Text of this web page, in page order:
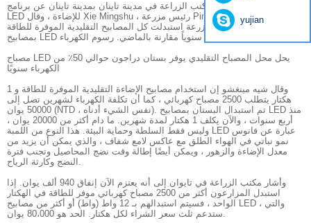
أعلن مكتب الزراعة في مدينة تاينان بمدينة تاينان عن برنامج Dragon Fruit
LED للإضاءة ، وقال Xie Mingshu ، رئيس مزرعة Pin Li الذي زرع فاكهة التنين
من النوع الصافي ، إن المزرعة استبدلت كل المصابيح التقليدية الموفرة للطاقة
مصباح LED يحل محل المصباح التقليدي يوفر بستان دراجون حوالي 50٪ من
الكهرباء سنويًا
وقال شيه مينغشو إن استخدام مصابيح الإضاءة التقليدية الموفرة للطاقة و 1
هكتار يتطلب 2500 مصباح كهربائي ، كما أن تكلفة الكهرباء لشهرين تصل إلى
50000 يوان (NTD ، نفس الشيء أدناه). تم استبدال البستان بمصابيح LED منذ
أربع سنوات ، والآن يكلف 1 هكتار لمدة شهرين. ما دام أكثر من 20000 يوان ،
وليس فقط السلطة وحماية البيئة. هذا النوع من اللمبة LED عبارة عن فانوس
نمو نباتي في الهواء الطلق مع عاكس لامع شفاف ، والذي يمكن أن يزيد من
معدل الإضاءة والزهور ، ويمكن أيضًا إطالة وقت نضج المحاصيل وتجنب فترة
النضج وكارثة الرياح.
وأشار مكتب الزراعة في تايوان إلى أنه يعتزم الآن إنفاق 940 ألف يوان. إذا
استبدل المزارعون أكثر من 2500 مصباح كهربائي موفر للطاقة في الهكتار
الواحد ، فسيتم استبدالهم بـ 12 واط (واط) أو أكثر من مصابيح LED ، والتي
ستدعم ثلث سعر الشراء لكل هكتار. الحد هو 80،000 يوان.
yujian